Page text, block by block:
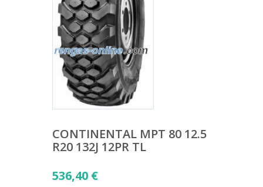
CONTINENTAL MPT 80 12.5
R20 132J 12PR TL
536,40 €